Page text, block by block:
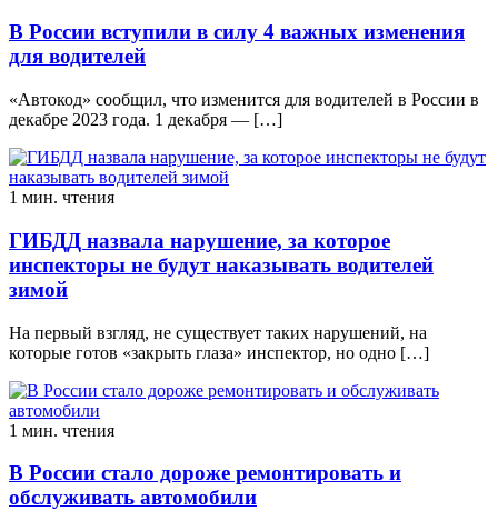
В России вступили в силу 4 важных изменения
для водителей
«Автокод» сообщил, что изменится для водителей в России в
декабре 2023 года. 1 декабря — […]
1 мин. чтения
ГИБДД назвала нарушение, за которое
инспекторы не будут наказывать водителей
зимой
На первый взгляд, не существует таких нарушений, на
которые готов «закрыть глаза» инспектор, но одно […]
1 мин. чтения
В России стало дороже ремонтировать и
обслуживать автомобили